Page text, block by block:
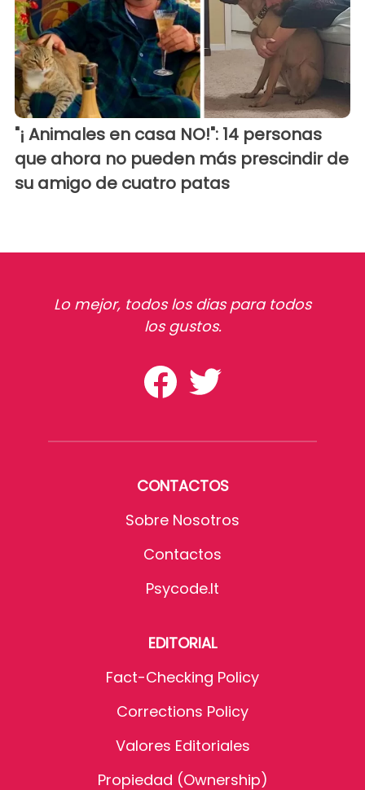
"¡ Animales en casa NO!": 14 personas
que ahora no pueden más prescindir de
su amigo de cuatro patas
Lo mejor, todos los dias para todos
los gustos.
CONTACTOS
Sobre Nosotros
Contactos
Psycode.it
EDITORIAL
Fact-Checking Policy
Corrections Policy
Valores Editoriales
Propiedad (Ownership)